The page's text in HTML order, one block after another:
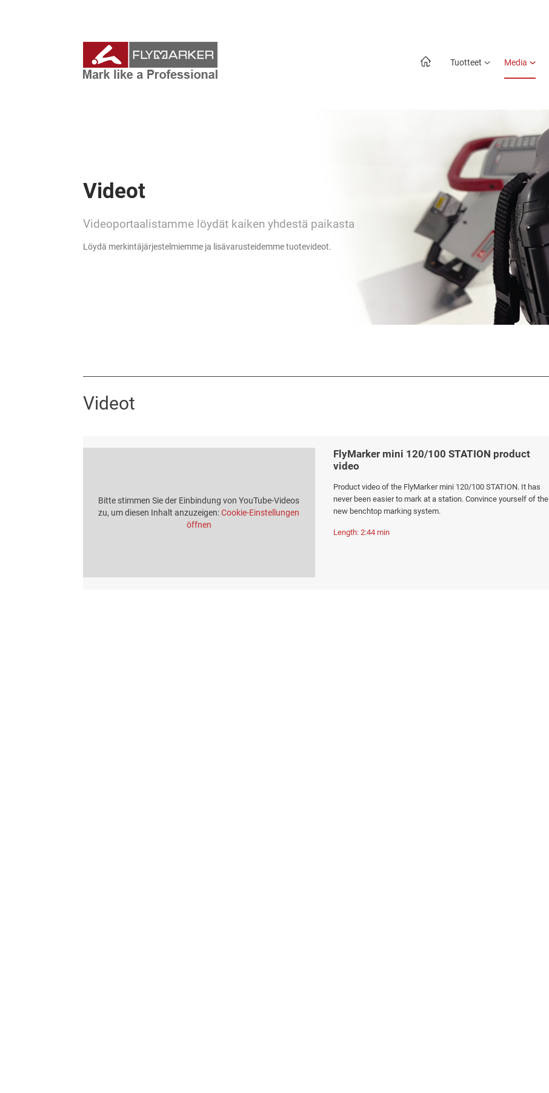
Tuotteet Media
Videot
Videoportaalistamme löydät kaiken yhdestä paikasta
Löydä merkintäjärjestelmiemme ja lisävarusteidemme tuotevideot.
Videot
Bitte stimmen Sie der Einbindung von YouTube-Videos
zu, um diesen Inhalt anzuzeigen:Cookie-Einstellungen
öffnen
FlyMarker mini 120/100 STATION product
video
Product video of the FlyMarker mini 120/100 STATION. It has
never been easier to mark at a station. Convince yourself of the
new benchtop marking system.
Length: 2:44 min